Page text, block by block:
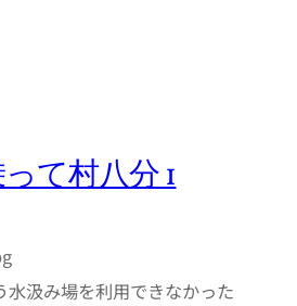
て村八分 1
汲み場を利用できなかった